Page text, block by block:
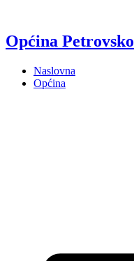
Općina Petrovsko
Naslovna
Općina